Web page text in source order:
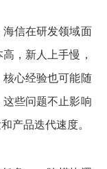
信在研发领域面
，新人上手慢，
心经验也可能随
些问题不止影响
产品迭代速度。